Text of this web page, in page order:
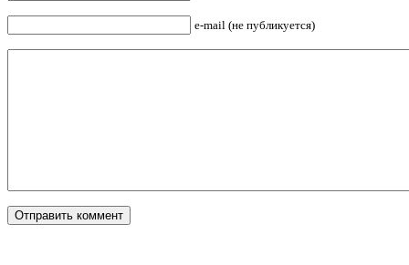
e-mail (не публикуется)